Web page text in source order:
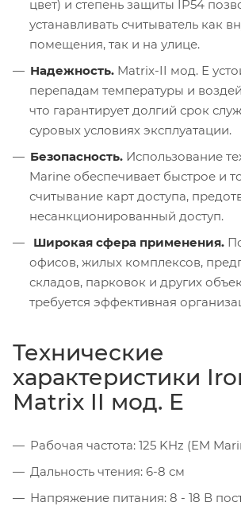
цвет) и степень защиты IP54
устанавливать считыватель как
помещения, так и на улице.
Надежность. Matrix-II мод. Е
перепадам температуры и
что гарантирует долгий срок
суровых условиях эксплуатации.
Безопасность. Использование
Marine обеспечивает быстрое и
считывание карт доступа,
несанкционированный доступ.
Широкая сфера применения.
офисов, жилых комплексов,
складов, парковок и других
требуется эффективная
Технические
характеристики
Matrix II мод. Е
Рабочая частота: 125 KHz (EM
Дальность чтения: 6-8 см
Напряжение питания: 8 - 18 В